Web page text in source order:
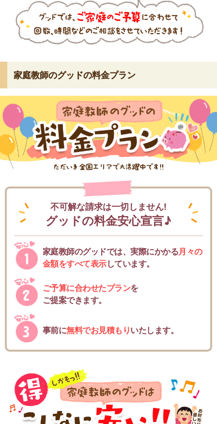
家庭教師のグッドの料金プラン
不可解な請求は一切しません!
グッドの料金安心宣言♪
家庭教師のグッドでは、実際にかかる月々の
金額をすべて表示しています。
ご予算に合わせたプランを
ご提案できます。
事前に無料でお見積もりいたします。